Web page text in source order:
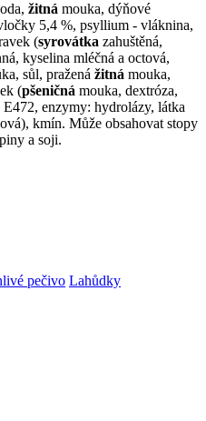
žitná mouka, dýňové
5,4 %, psyllium - vláknina,
(syrovátka zahuštěná,
kyselina mléčná a octová,
sůl, pražená žitná mouka,
(pšeničná mouka, dextróza,
enzymy: hydrolázy, látka
kmín. Může obsahovat stopy
a soji.
pečivo Lahůdky